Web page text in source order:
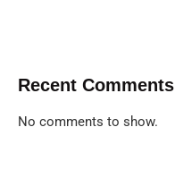
Recent Comments
No comments to show.